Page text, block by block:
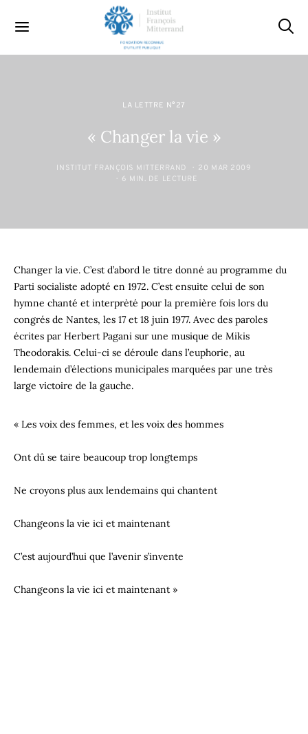
LA LETTRE N°27
« Changer la vie »
INSTITUT FRANÇOIS MITTERRAND
20 MAR 2009
6 MIN. DE LECTURE
Changer la vie. C’est d’abord le titre donné au programme du
Parti socialiste adopté en 1972. C’est ensuite celui de son
hymne chanté et interprèté pour la première fois lors du
congrés de Nantes, les 17 et 18 juin 1977. Avec des paroles
écrites par Herbert Pagani sur une musique de Mikis
Theodorakis. Celui-ci se déroule dans l’euphorie, au
lendemain d’élections municipales marquées par une très
large victoire de la gauche.
« Les voix des femmes, et les voix des hommes
Ont dû se taire beaucoup trop longtemps
Ne croyons plus aux lendemains qui chantent
Changeons la vie ici et maintenant
C’est aujourd’hui que l’avenir s’invente
Changeons la vie ici et maintenant »